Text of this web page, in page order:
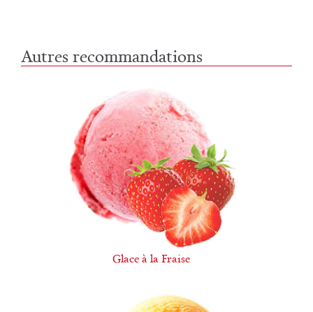
Autres recommandations
Glace à la Fraise